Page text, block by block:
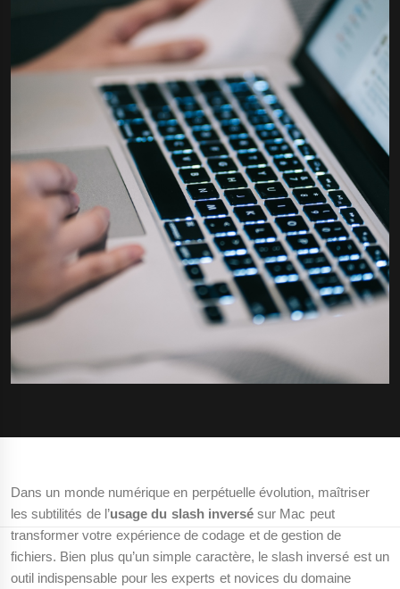
Dans un monde numérique en perpétuelle évolution, maîtriser
les subtilités de l’usage du slash inversésur Mac peut
transformer votre expérience de codage et de gestion de
fichiers. Bien plus qu’un simple caractère, le slash inversé est un
outil indispensable pour les experts et novices du domaine